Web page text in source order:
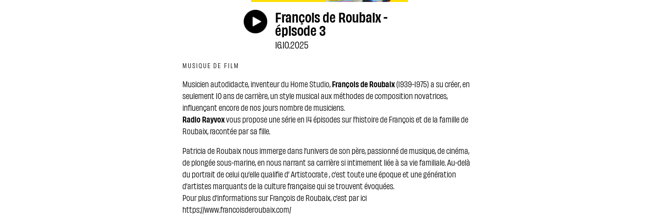
François de Roubaix -
épisode 3
16.10.2025
MUSIQUE DE FILM
Musicien autodidacte, inventeur du Home Studio,François de Roubaix(1939-1975) a su créer, en
seulement 10 ans de carrière, un style musical aux méthodes de composition novatrices,
influençant encore de nos jours nombre de musiciens.
Radio Rayvoxvous propose une série en 14 épisodes sur l’histoire de François et de la famille de
Roubaix, racontée par sa fille.
Patricia de Roubaix nous immerge dans l’univers de son père, passionné de musique, de cinéma,
de plongée sous-marine, en nous narrant sa carrière si intimement liée à sa vie familiale. Au-delà
du portrait de celui qu’elle qualifie d’ Artistocrate , c’est toute une époque et une génération
d’artistes marquants de la culture française qui se trouvent évoquées.
Pour plus d’informations sur François de Roubaix, c’est par ici
https://www.francoisderoubaix.com/